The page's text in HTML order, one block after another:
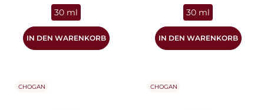
30 ml
IN DEN WARENKORB
30 ml
IN DEN WARENKORB
CHOGAN CHOGAN